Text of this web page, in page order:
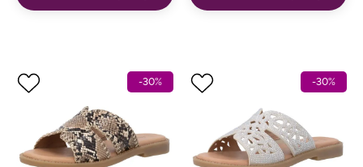
-30% -30%